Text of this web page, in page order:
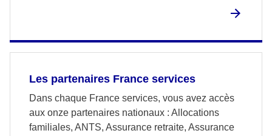
Les partenaires France services
Dans chaque France services, vous avez accès
aux onze partenaires nationaux : Allocations
familiales, ANTS, Assurance retraite, Assurance